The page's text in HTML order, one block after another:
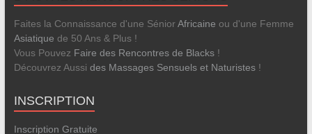
Faites la Connaissance d'une SéniorAfricaine ou d'une Femme
Asiatique de 50 Ans & Plus !
Vous Pouvez Faire des Rencontres de Blacks!
Découvrez Aussi des Massages Sensuels et Naturistes!
INSCRIPTION
Inscription Gratuite